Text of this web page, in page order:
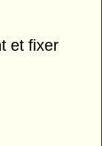
et fixer